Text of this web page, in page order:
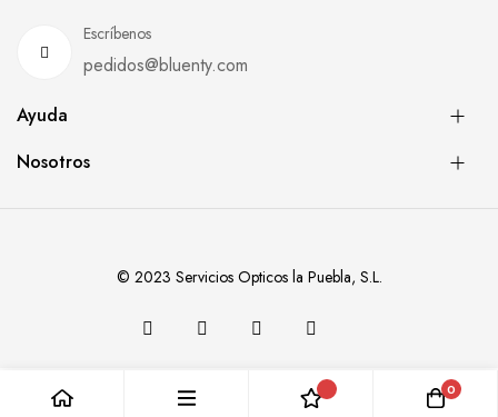
Escríbenos
pedidos@bluenty.com
Ayuda
Nosotros
© 2023 Servicios Opticos la Puebla, S.L.
0